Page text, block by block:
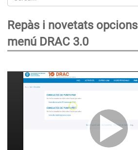
Repàs i novetats opcions
menú DRAC 3.0